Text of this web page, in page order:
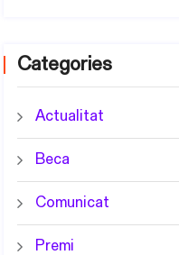
Categories
Actualitat
Beca
Comunicat
Premi